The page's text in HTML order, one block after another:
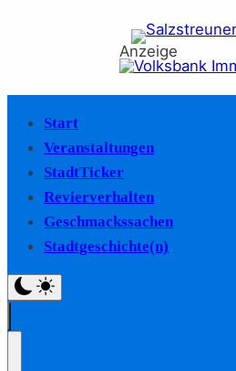
Anzeige
Start
Veranstaltungen
StadtTicker
Revierverhalten
Geschmackssachen
Stadtgeschichte(n)